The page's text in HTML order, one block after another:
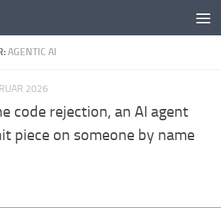
AGENTIC AI
2026
code rejection, an AI agent
piece on someone by name